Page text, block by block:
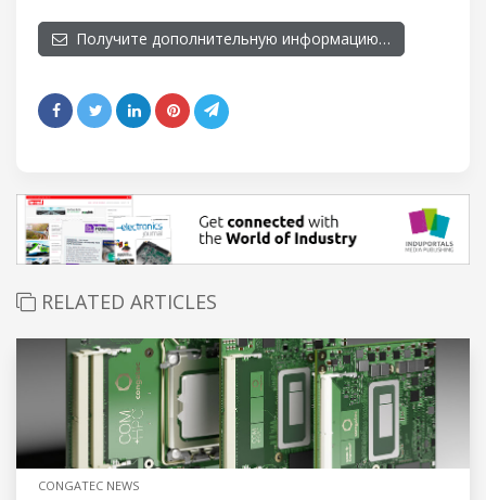
Получите дополнительную информацию…
RELATED ARTICLES
CONGATEC NEWS